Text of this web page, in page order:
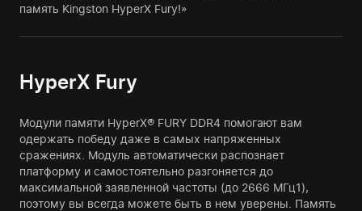
память Kingston HyperX Fury!»
HyperX Fury
Модули памяти HyperX® FURY DDR4 помогают вам
одержать победу даже в самых напряженных
сражениях. Модуль автоматически распознает
платформу и самостоятельно разгоняется до
максимальной заявленной частоты (до 2666 МГц1),
поэтому вы всегда можете быть в нем уверены. Память